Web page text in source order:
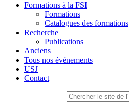
Formations à la FSI
Formations
Catalogues des formations
Recherche
Publications
Anciens
Tous nos événements
USJ
Contact